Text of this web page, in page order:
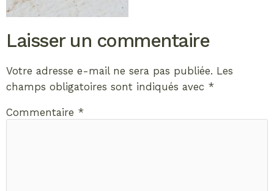
Laisser un commentaire
Votre adresse e-mail ne sera pas publiée. Les
champs obligatoires sont indiqués avec *
Commentaire *